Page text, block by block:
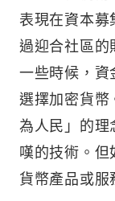
表現在資本
過迎合社區的
一些時候，資
選擇加密貨幣
為人民」的理
嘆的技術。
貨幣產品或服